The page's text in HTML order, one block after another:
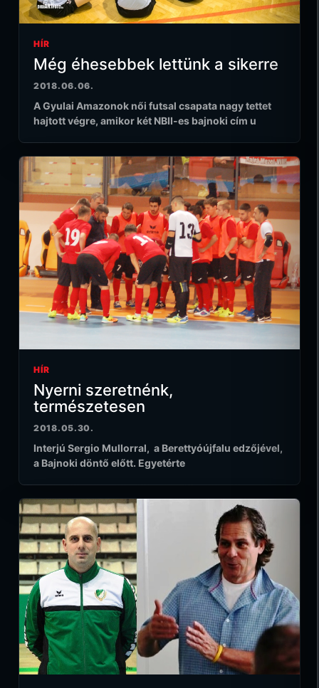
HÍR
Még éhesebbek lettünk a sikerre
2018.06.06.
A Gyulai Amazonok női futsal csapata nagy tettet
hajtott végre, amikor két NBII-es bajnoki cím u
HÍR
Nyerni szeretnénk,
természetesen
2018.05.30.
Interjú Sergio Mullorral, a Berettyóújfalu edzőjével,
a Bajnoki döntő előtt. Egyetérte